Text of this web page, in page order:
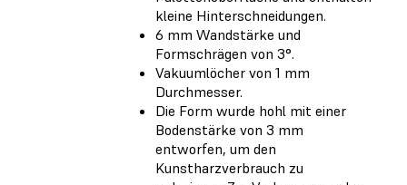
kleine Hinterschneidungen.
6 mm Wandstärke und
Formschrägen von 3°.
Vakuumlöcher von 1 mm
Durchmesser.
Die Form wurde hohl mit einer
Bodenstärke von 3 mm
entworfen, um den
Kunstharzverbrauch zu